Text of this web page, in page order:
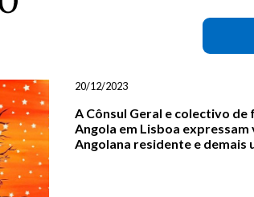
20/12/2023
A Cônsul Geral e colectivo
Angola em Lisboa expressam
Angolana residente e demais